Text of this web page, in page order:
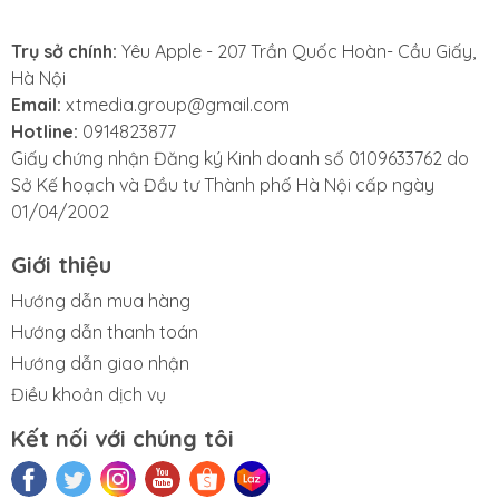
phải bị lỗi phản quang không vì tác động bên ngoài
mà đến từ chính lỗi nhà sản xuất.
- Khi iPad tiếp xúc với chất lỏng, nước có thể thấm
vào lớp phản quang. Nếu không được làm khô nhanh
chóng, lớp lót phản quang iPad Mini 2 sẽ bị hỏng.
3. Khi nào bạn cần thay phản quang
màn hình iPad Mini 2?
Màn hình iPad Mini 2 bị hỏng phản quang có thể biểu
hiện qua nhiều dấu hiệu khác nhau. Chẳng hạn, bạn
có thể thấy vệt sáng vẫn còn trên màn hình ngay cả
sau khi đã tắt nguồn. Ngoài ra, màn hình iPad Mini 2
có thể tối đen hoàn toàn mặc dù đã bật nút nguồn,
Trụ sở chính: Yêu Apple - 207 Trần Quốc Hoàn- Cầu Giấy,
Hà Nội
Email: xtmedia.group@gmail.com
Hotline: 0914823877
Giấy chứng nhận Đăng ký Kinh doanh số 0109633762 do
Sở Kế hoạch và Đầu tư Thành phố Hà Nội cấp ngày
01/04/2002
Giới thiệu
Hướng dẫn mua hàng
Hướng dẫn thanh toán
Hướng dẫn giao nhận
Điều khoản dịch vụ
Kết nối với chúng tôi